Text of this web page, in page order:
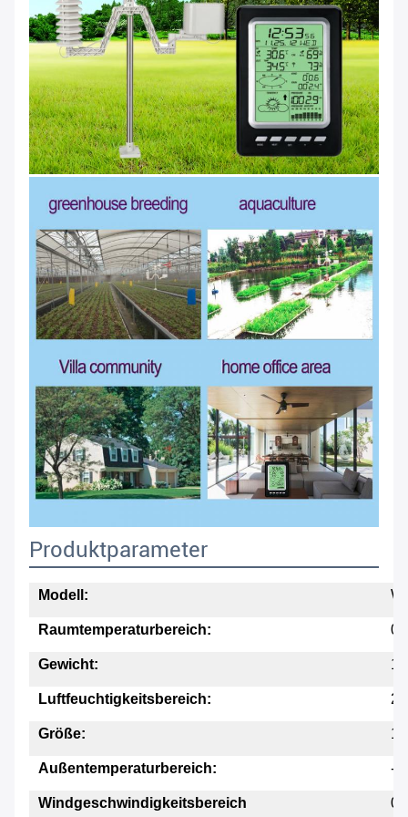
Produktparameter
Modell:
Raumtemperaturbereich: 0
Gewicht:
Luftfeuchtigkeitsbereich:
Größe:
Außentemperaturbereich: -
Windgeschwindigkeitsbereich 0